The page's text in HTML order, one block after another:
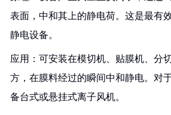
表面，中和其上的静电荷。这是最有
静电设备。
应用：可安装在模切机、贴膜机、分
方，在膜料经过的瞬间中和静电。对
备台式或悬挂式离子风机。